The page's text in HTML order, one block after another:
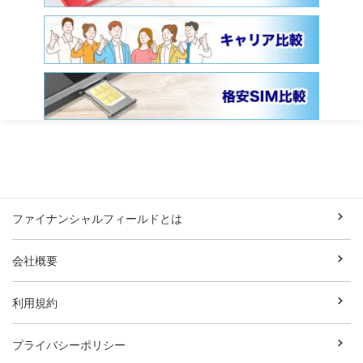
ファイナンシャルフィールドとは
会社概要
利用規約
プライバシーポリシー